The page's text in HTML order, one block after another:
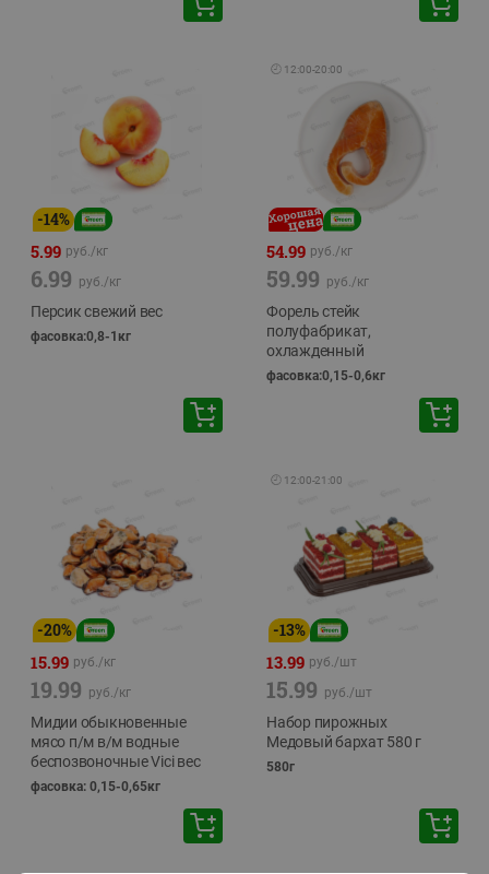
-14%
5.99 руб./кг
6.99 руб./кг
Персик свежий вес
фасовка:0,8-1кг
🕘 12:00-20:00
54.99 руб./кг
59.99 руб./кг
Форель стейк
полуфабрикат,
охлажденный
фасовка:0,15-0,6кг
-20%
15.99 руб./кг
19.99 руб./кг
Мидии обыкновенные
мясо п/м в/м водные
беспозвоночные Vici вес
фасовка: 0,15-0,65кг
🕘 12:00-21:00
-13%
13.99 руб./шт
15.99 руб./шт
Набор пирожных
Медовый бархат 580 г
580г